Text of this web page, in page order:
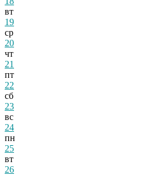
вт
19
ср
20
чт
21
пт
22
сб
23
вс
24
пн
25
вт
26